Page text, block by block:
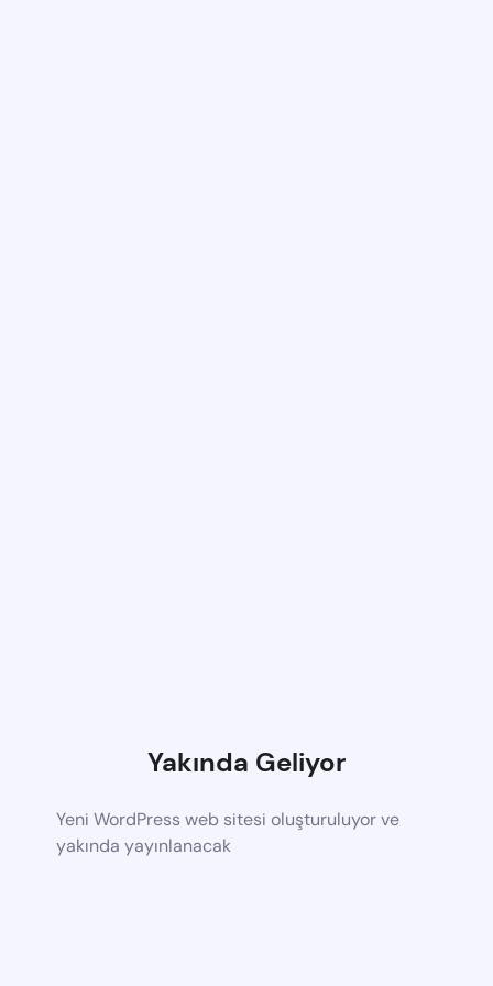
Yakında Geliyor
Yeni WordPress web sitesi oluşturuluyor ve
yakında yayınlanacak